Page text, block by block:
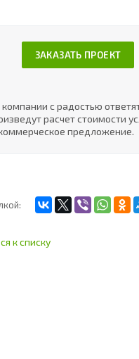
ЗАКАЗАТЬ ПРОЕКТ
с радостью
расчет стоимости
предложение.
к списку